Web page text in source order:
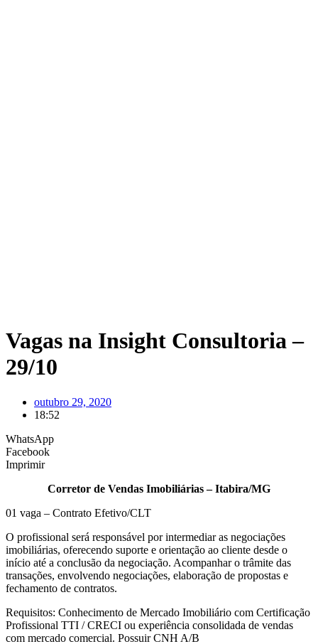
Vagas na Insight Consultoria –
29/10
outubro 29, 2020
18:52
WhatsApp
Facebook
Imprimir
Corretor de Vendas Imobiliárias – Itabira/MG
01 vaga – Contrato Efetivo/CLT
O profissional será responsável por intermediar as negociações
imobiliárias, oferecendo suporte e orientação ao cliente desde o
início até a conclusão da negociação. Acompanhar o trâmite das
transações, envolvendo negociações, elaboração de propostas e
fechamento de contratos.
Requisitos: Conhecimento de Mercado Imobiliário com Certificação
Profissional TTI / CRECI ou experiência consolidada de vendas
com mercado comercial. Possuir CNH A/B